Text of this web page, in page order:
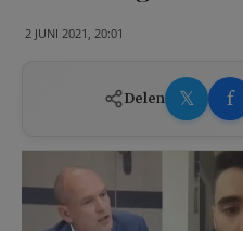
2 JUNI 2021, 20:01
Delen 𝕏 f